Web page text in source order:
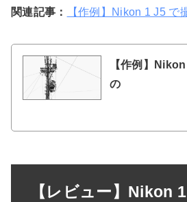
関連記事： 【作例】Nikon 1 J5 で
【作例】
の
【レビュー】Nikon